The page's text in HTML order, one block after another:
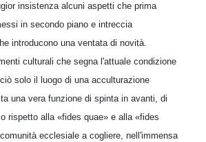
insistenza alcuni aspetti che prima
in secondo piano e intreccia
introducono una ventata di novità.
culturali che segna l'attuale condizione
solo il luogo di una acculturazione
una vera funzione di spinta in avanti, di
rispetto alla «fides quae» e alla «fides
ecclesiale a cogliere, nell'immensa